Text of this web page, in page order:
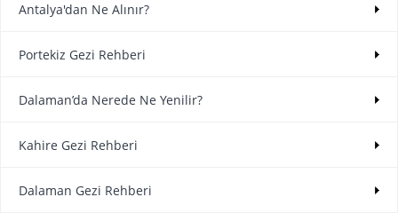
Antalya'dan Ne Alınır?
Portekiz Gezi Rehberi
Dalaman’da Nerede Ne Yenilir?
Kahire Gezi Rehberi
Dalaman Gezi Rehberi